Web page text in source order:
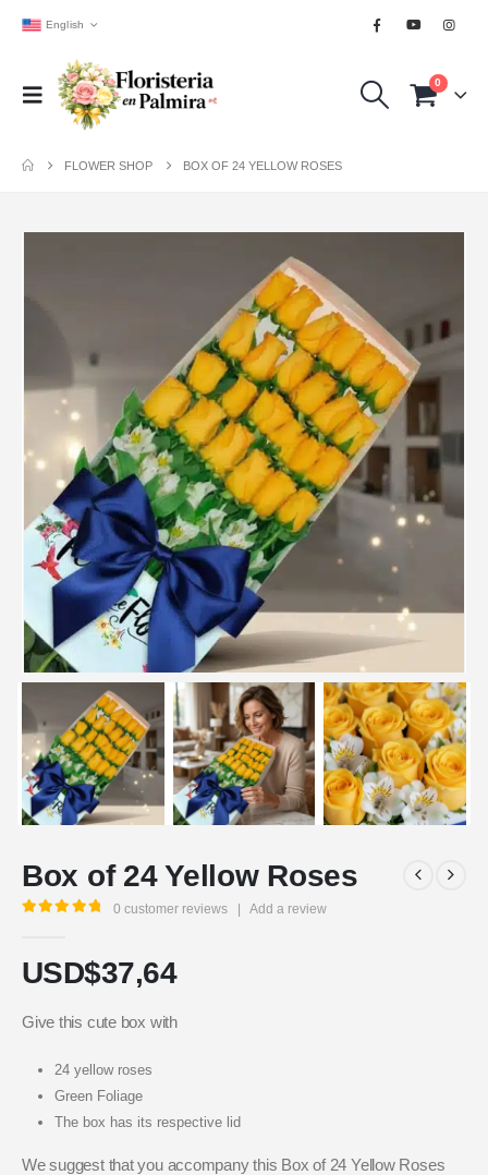
English
0
FLOWER SHOP BOX OF 24 YELLOW ROSES
Box of 24 Yellow Roses
0 customer reviews | Add a review
USD$37,64
Give this cute box with
24 yellow roses
Green Foliage
The box has its respective lid
We suggest that you accompany this Box of 24 Yellow Roses